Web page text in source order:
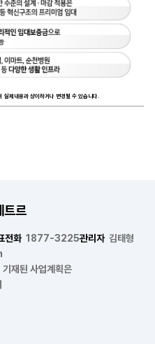
제내용과 상이하거나 변경될 수 있습니다.
트르
전화 1877-3225관리자 김태형
재된 사업계획은